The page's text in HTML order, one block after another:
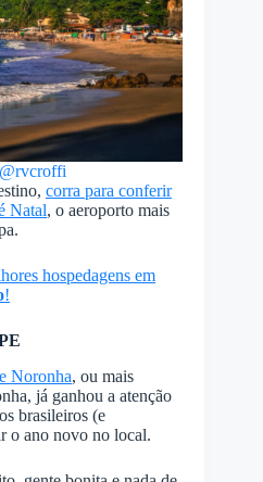
corra para conferir
Natal, o aeroporto mais
hospedagens em
!
Noronha, ou mais
já ganhou a atenção
brasileiros (e
o ano novo no local.